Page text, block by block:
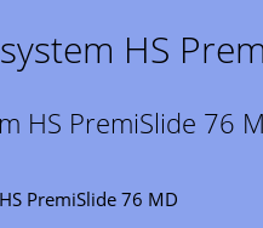
HS
HS PremiSlide 76
PremiSlide 76 MD